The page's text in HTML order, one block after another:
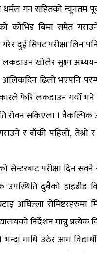
गन सहितको न्यूनतम
कोभिड बिमा समेत
दुई सिफ्ट परीक्षा लिन
खोलेर सुक्ष्म
ढिलो भएपनि
फेरि लकडाउन गर्यो
रोक्न सकिएला ।
र बाँकी पहिलो,
सेन्टरबाट परीक्षा दिन
उपस्थिति दुबैको
अघिल्ला
निर्देशन मान्नु प्रत्येक
भन्दा माथि उठेर आम